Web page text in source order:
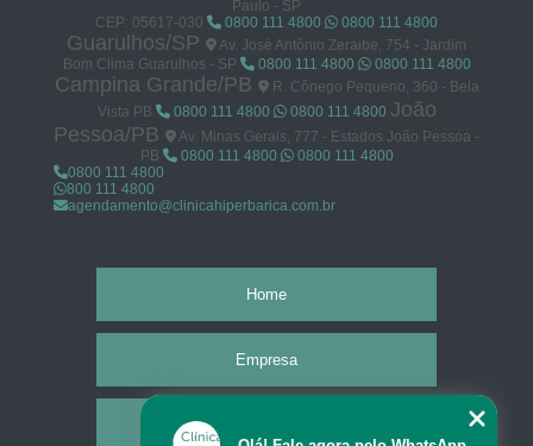
Paulo - SP
CEP: 05617-030
0800 111 4800 0800 111 4800
Guarulhos/SP
Av. José Antônio Zeraibe, 754 - Jardim
Bom Clima Guarulhos - SP
0800 111 4800 0800 111 4800
Campina Grande/PB
R. Cônego Pequeno, 360 - Bela
Vista PB
0800 111 4800 0800 111 4800 João
Pessoa/PB
Av. Minas Gerais, 777 - Estados João Pessoa -
PB
0800 111 4800
0800 111 4800
0800 111 4800
800 111 4800
agendamento@clinicahiperbarica.com.br
Home
Empresa